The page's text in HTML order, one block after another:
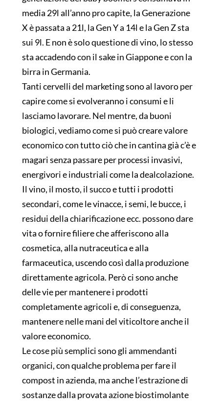
media 29l all’anno pro capite, la Generazione
X è passata a 21l, la Gen Y a 14l e la Gen Z sta
sui 9l. E non è solo questione di vino, lo stesso
sta accadendo con il sake in Giappone e con la
birra in Germania.
Tanti cervelli del marketing sono al lavoro per
capire come si evolveranno i consumi e li
lasciamo lavorare. Nel mentre, da buoni
biologici, vediamo come si può creare valore
economico con tutto ciò che in cantina già c’è e
magari senza passare per processi invasivi,
energivori e industriali come la dealcolazione.
Il vino, il mosto, il succo e tutti i prodotti
secondari, come le vinacce, i semi, le bucce, i
residui della chiarificazione ecc. possono dare
vita o fornire filiere che afferiscono alla
cosmetica, alla nutraceutica e alla
farmaceutica, uscendo così dalla produzione
direttamente agricola. Però ci sono anche
delle vie per mantenere i prodotti
completamente agricoli e, di conseguenza,
mantenere nelle mani del viticoltore anche il
valore economico.
Le cose più semplici sono gli ammendanti
organici, con qualche problema per fare il
compost in azienda, ma anche l’estrazione di
sostanze dalla provata azione biostimolante